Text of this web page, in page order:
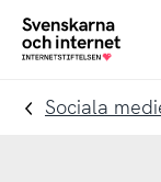
Till
navigation
Till
innehåll
To
Sociala